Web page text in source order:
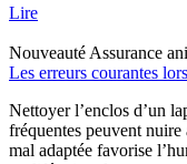
Lire
Nouveauté Assurance
Les erreurs courantes
Nettoyer l’enclos d’un
fréquentes peuvent
mal adaptée favorise